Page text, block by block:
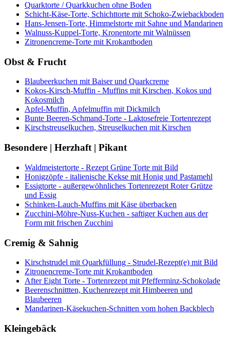
Quarktorte / Quarkkuchen ohne Boden
Schicht-Käse-Torte, Schichttorte mit Schoko-Zwiebackboden
Hans-Jensen-Torte, Himmelstorte mit Sahne und Mandarinen
Walnuss-Kuppel-Torte, Kronentorte mit Walnüssen
Zitronencreme-Torte mit Krokantboden
Obst & Frucht
Blaubeerkuchen mit Baiser und Quarkcreme
Kokos-Kirsch-Muffin - Muffins mit Kirschen, Kokos und
Kokosmilch
Apfel-Muffin, Apfelmuffin mit Dickmilch
Bunte Beeren-Schmand-Torte - Laktosefreie Tortenrezept
Kirschstreuselkuchen, Streuselkuchen mit Kirschen
Besondere | Herzhaft | Pikant
Waldmeistertorte - Rezept Grüne Torte mit Bild
Honigzöpfe - italienische Kekse mit Honig und Pastamehl
Essigtorte - außergewöhnliches Tortenrezept Roter Grütze
und Essig
Schinken-Lauch-Muffins mit Käse überbacken
Zucchini-Möhre-Nuss-Kuchen - saftiger Kuchen aus der
Form mit frischen Zucchini
Cremig & Sahnig
Kirschstrudel mit Quarkfüllung - Strudel-Rezept(e) mit Bild
Zitronencreme-Torte mit Krokantboden
After Eight Torte - Tortenrezept mit Pfefferminz-Schokolade
Beerenschnittten, Kuchenrezept mit Himbeeren und
Blaubeeren
Mandarinen-Käsekuchen-Schnitten vom hohen Backblech
Kleingebäck